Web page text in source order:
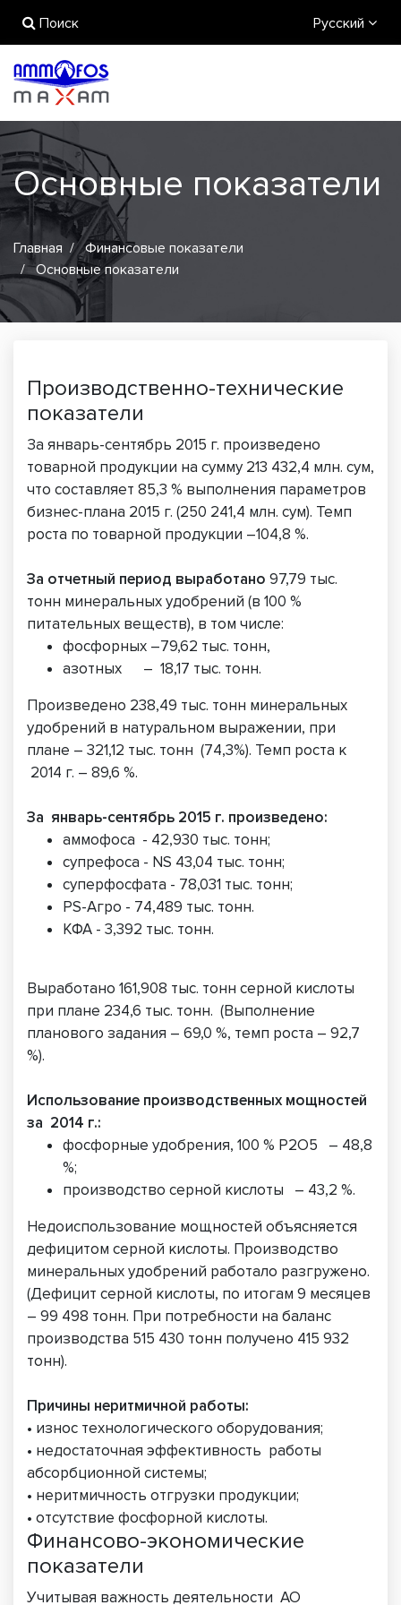
Поиск Русский
Основные показатели
Главная
Финансовые показатели
Основные показатели
Производственно-технические
показатели
За январь-сентябрь 2015 г. произведено
товарной продукции на сумму 213 432,4 млн. сум,
что составляет 85,3 % выполнения параметров
бизнес-плана 2015 г. (250 241,4 млн. сум). Темп
роста по товарной продукции –104,8 %.
За отчетный период выработано 97,79 тыс.
тонн минеральных удобрений (в 100 %
питательных веществ), в том числе:
фосфорных –79,62 тыс. тонн,
азотных – 18,17 тыс. тонн.
Произведено 238,49 тыс. тонн минеральных
удобрений в натуральном выражении, при
плане – 321,12 тыс. тонн (74,3%). Темп роста к
2014 г. – 89,6 %.
За январь-сентябрь 2015 г. произведено:
аммофоса - 42,930 тыс. тонн;
супрефоса - NS 43,04 тыс. тонн;
суперфосфата - 78,031 тыс. тонн;
PS-Агро - 74,489 тыс. тонн.
КФА - 3,392 тыс. тонн.
Выработано 161,908 тыс. тонн серной кислоты
при плане 234,6 тыс. тонн. (Выполнение
планового задания – 69,0 %, темп роста – 92,7
%).
Использование производственных мощностей
за 2014 г.:
фосфорные удобрения, 100 % Р2О5 – 48,8
%;
производство серной кислоты – 43,2 %.
Недоиспользование мощностей объясняется
дефицитом серной кислоты. Производство
минеральных удобрений работало разгружено.
(Дефицит серной кислоты, по итогам 9 месяцев
– 99 498 тонн. При потребности на баланс
производства 515 430 тонн получено 415 932
тонн).
Причины неритмичной работы:
• износ технологического оборудования;
• недостаточная эффективность работы
абсорбционной системы;
• неритмичность отгрузки продукции;
• отсутствие фосфорной кислоты.
Финансово-экономические
показатели
Учитывая важность деятельности АО